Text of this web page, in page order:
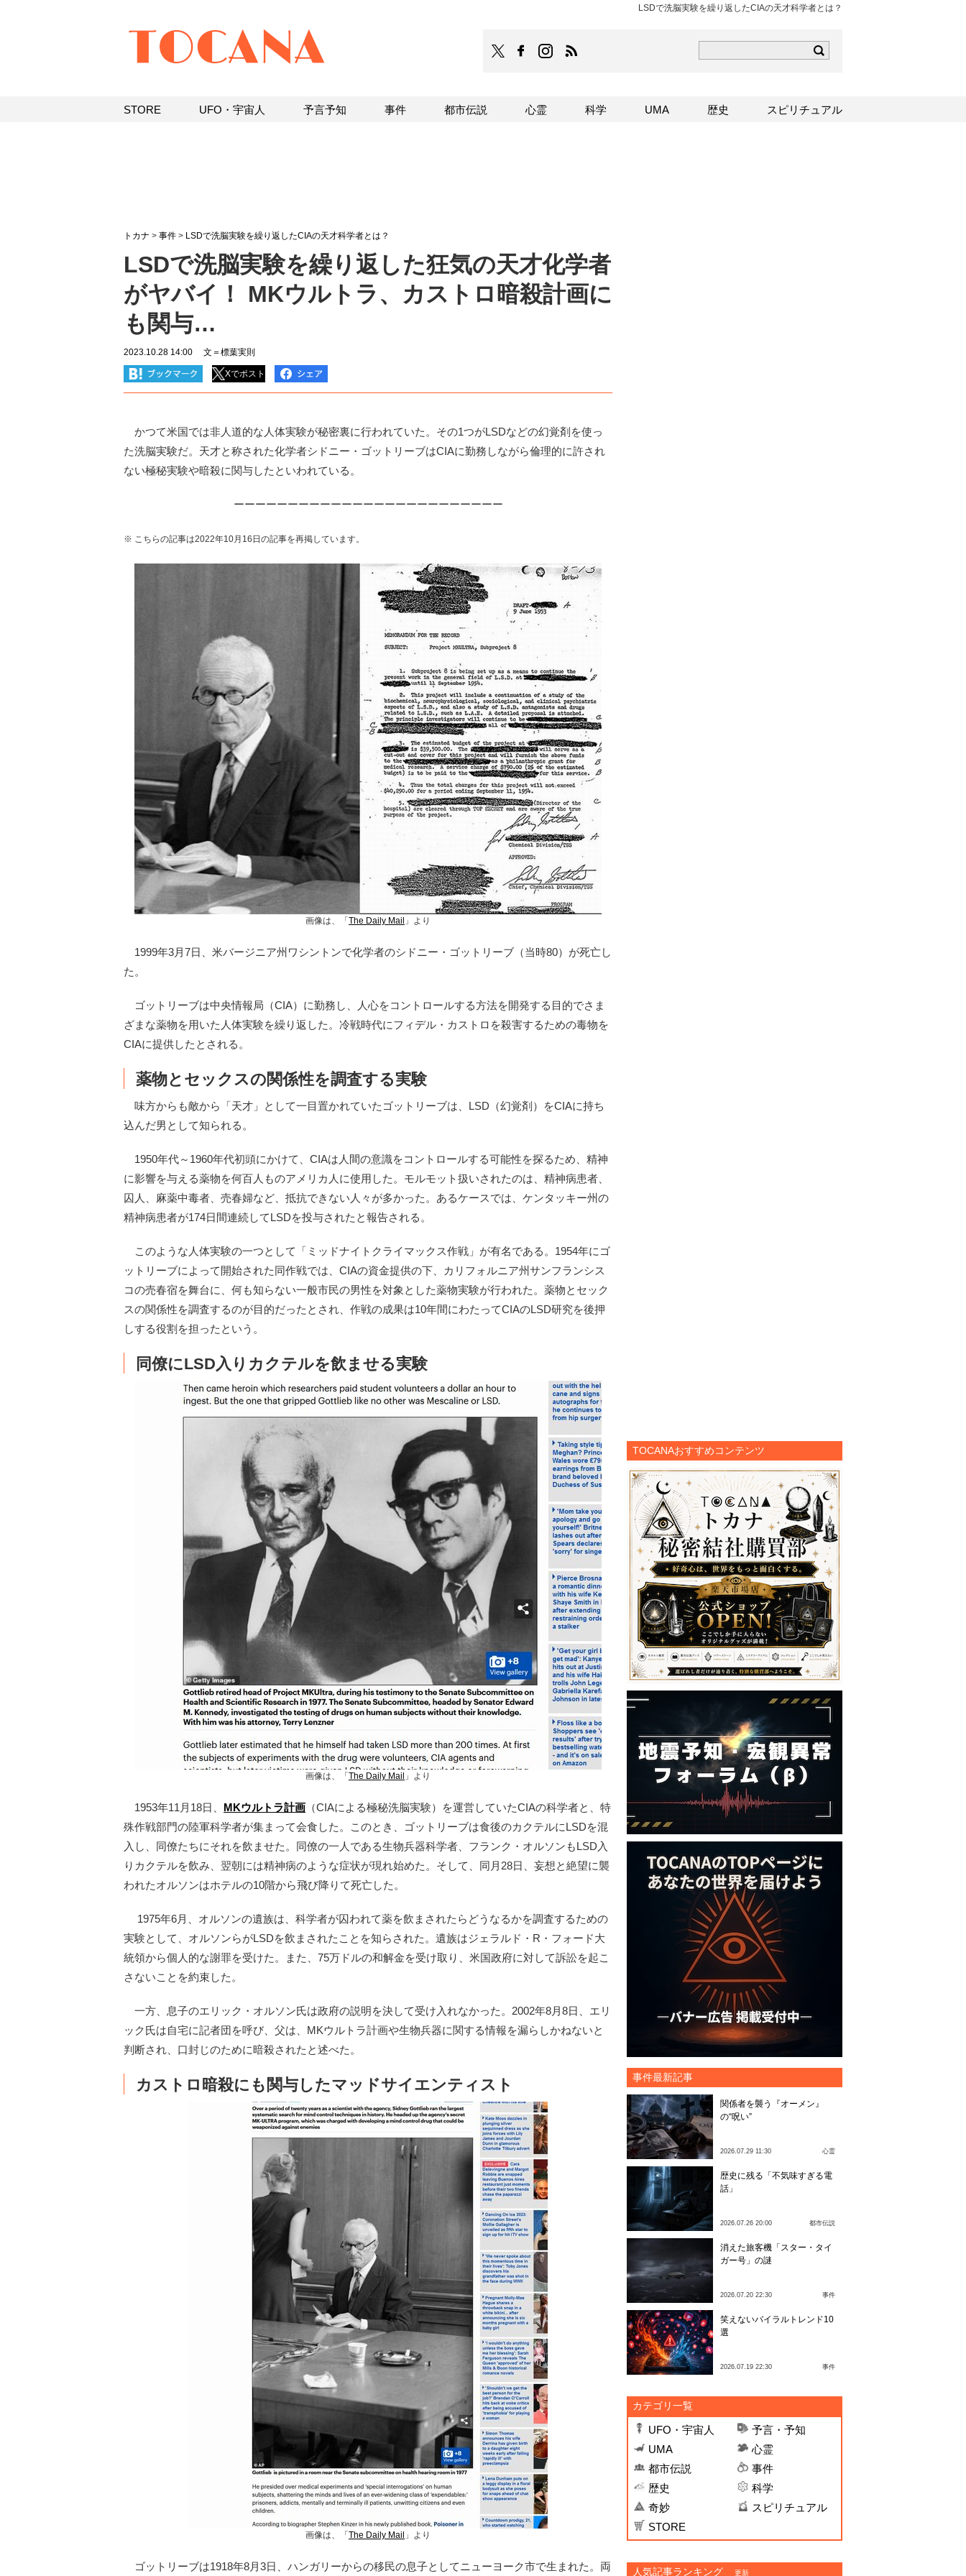
LSDで洗脳実験を繰り返したCIAの天才科学者とは？
TOCANAのFacebookはこちら
TOCANAのinstagramはこちら
トカナ > 事件 > LSDで洗脳実験を繰り返したCIAの天才科学者とは？
LSDで洗脳実験を繰り返した狂気の天才化学者
がヤバイ！ MKウルトラ、カストロ暗殺計画に
も関与…
2023.10.28 14:00 文＝標葉実則
Xでポスト
かつて米国では非人道的な人体実験が秘密裏に行われていた。その1つがLSDなどの幻覚剤を使っ
た洗脳実験だ。天才と称された化学者シドニー・ゴットリーブはCIAに勤務しながら倫理的に許され
ない極秘実験や暗殺に関与したといわれている。
ーーーーーーーーーーーーーーーーーーーーーーーーー
※ こちらの記事は2022年10月16日の記事を再掲しています。
画像は、「 The Daily Mail 」より
1999年3月7日、米バージニア州ワシントンで化学者のシドニー・ゴットリーブ（当時80）が死亡し
た。
ゴットリーブは中央情報局（CIA）に勤務し、人心をコントロールする方法を開発する目的でさま
ざまな薬物を用いた人体実験を繰り返した。冷戦時代にフィデル・カストロを殺害するための毒物を
CIAに提供したとされる。
薬物とセックスの関係性を調査する実験
味方からも敵から「天才」として一目置かれていたゴットリーブは、LSD（幻覚剤）をCIAに持ち
込んだ男として知られる。
1950年代～1960年代初頭にかけて、CIAは人間の意識をコントロールする可能性を探るため、精神
に影響を与える薬物を何百人ものアメリカ人に使用した。モルモット扱いされたのは、精神病患者、
囚人、麻薬中毒者、売春婦など、抵抗できない人々が多かった。あるケースでは、ケンタッキー州の
精神病患者が174日間連続してLSDを投与されたと報告される。
このような人体実験の一つとして「ミッドナイトクライマックス作戦」が有名である。1954年にゴ
ットリーブによって開始された同作戦では、CIAの資金提供の下、カリフォルニア州サンフランシス
コの売春宿を舞台に、何も知らない一般市民の男性を対象とした薬物実験が行われた。薬物とセック
スの関係性を調査するのが目的だったとされ、作戦の成果は10年間にわたってCIAのLSD研究を後押
しする役割を担ったという。
同僚にLSD入りカクテルを飲ませる実験
画像は、「 The Daily Mail 」より
1953年11月18日、 MKウルトラ計画 （CIAによる極秘洗脳実験）を運営していたCIAの科学者と、特
殊作戦部門の陸軍科学者が集まって会食した。このとき、ゴットリーブは食後のカクテルにLSDを混
入し、同僚たちにそれを飲ませた。同僚の一人である生物兵器科学者、フランク・オルソンもLSD入
りカクテルを飲み、翌朝には精神病のような症状が現れ始めた。そして、同月28日、妄想と絶望に襲
われたオルソンはホテルの10階から飛び降りて死亡した。
1975年6月、オルソンの遺族は、科学者が囚われて薬を飲まされたらどうなるかを調査するための
実験として、オルソンらがLSDを飲まされたことを知らされた。遺族はジェラルド・R・フォード大
統領から個人的な謝罪を受けた。また、75万ドルの和解金を受け取り、米国政府に対して訴訟を起こ
さないことを約束した。
一方、息子のエリック・オルソン氏は政府の説明を決して受け入れなかった。2002年8月8日、エリ
ック氏は自宅に記者団を呼び、父は、MKウルトラ計画や生物兵器に関する情報を漏らしかねないと
判断され、口封じのために暗殺されたと述べた。
カストロ暗殺にも関与したマッドサイエンティスト
画像は、「 The Daily Mail 」より
ゴットリーブは1918年8月3日、ハンガリーからの移民の息子としてニューヨーク市で生まれた。両
TOCANAおすすめコンテンツ
事件最新記事
関係者を襲う『オーメン』
の“呪い”
2026.07.29 11:30 心霊
歴史に残る「不気味すぎる電
話」
2026.07.26 20:00 都市伝説
消えた旅客機「スター・タイ
ガー号」の謎
2026.07.20 22:30 事件
笑えないバイラルトレンド10
選
2026.07.19 22:30 事件
カテゴリ一覧
UFO・宇宙人
予言・予知
UMA
心霊
都市伝説
事件
歴史
科学
奇妙
スピリチュアル
STORE
人気記事ランキング 更新
STORE UFO・宇宙人 予言予知 事件 都市伝説 心霊 科学 UMA 歴史 スピリチュアル